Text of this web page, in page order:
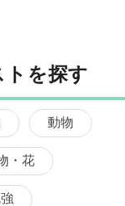
トを探す
動物
・花